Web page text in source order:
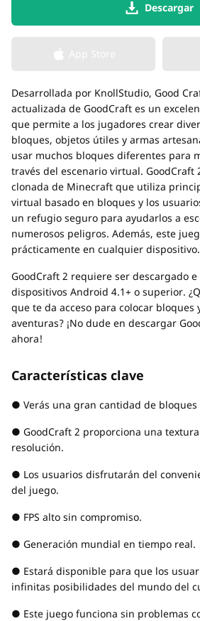
Descargar
Desarrollada por KnollStudio, Good
actualizada de GoodCraft es un
que permite a los jugadores crear
bloques, objetos útiles y armas
usar muchos bloques diferentes para
través del escenario virtual. GoodCraft
clonada de Minecraft que utiliza
virtual basado en bloques y los
un refugio seguro para ayudarlos a
numerosos peligros. Además, este
prácticamente en cualquier dispositivo.
GoodCraft 2 requiere ser descargado
dispositivos Android 4.1+ o superior.
que te da acceso para colocar bloques
aventuras? ¡No dude en descargar
ahora!
Características clave
● Verás una gran cantidad de
● GoodCraft 2 proporciona una
resolución.
● Los usuarios disfrutarán del
del juego.
● FPS alto sin compromiso.
● Generación mundial en tiempo real.
● Estará disponible para que los
infinitas posibilidades del mundo del
● Este juego funciona sin problemas